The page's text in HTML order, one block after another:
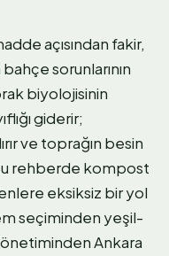
açısından fakir,
sorunlarının
biyolojisinin
giderir;
ve toprağın besin
rehberde kompost
eksiksiz bir yol
seçiminden yeşil-
Ankara